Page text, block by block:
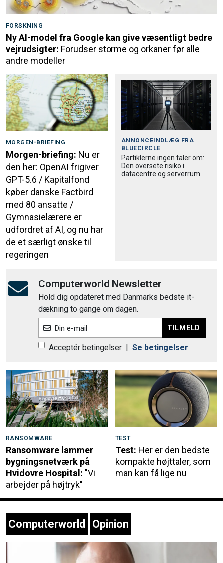
FORSKNING
Ny AI-model fra Google kan give væsentligt bedre
vejrudsigter: Forudser storme og orkaner før alle
andre modeller
MORGEN-BRIEFING
Morgen-briefing: Nu er
den her: OpenAI frigiver
GPT-5.6 / Kapitalfond
køber danske Factbird
med 80 ansatte /
Gymnasielærere er
udfordret af AI, og nu har
de et særligt ønske til
regeringen
ANNONCEINDLÆG FRA
BLUECIRCLE
Partiklerne ingen taler om:
Den oversete risiko i
datacentre og serverrum
Computerworld Newsletter
Hold dig opdateret med Danmarks bedste it-
dækning to gange om dagen.
Din e-mail TILMELD
Acceptér betingelser Se betingelser
RANSOMWARE
Ransomware lammer
bygningsnetværk på
Hvidovre Hospital: "Vi
arbejder på højtryk"
TEST
Test: Her er den bedste
kompakte højttaler, som
man kan få lige nu
Computerworld Opinion